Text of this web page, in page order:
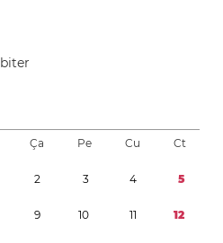
biter
Ça Pe Cu Ct
2 3 4 5
9 10 11 12